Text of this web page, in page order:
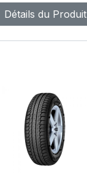
Détails du Produit